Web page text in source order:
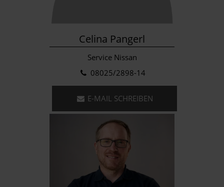
Celina Pangerl
Service Nissan
08025/2898-14
E-MAIL SCHREIBEN